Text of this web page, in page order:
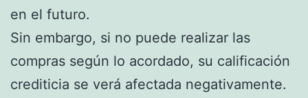
en el futuro.
Sin embargo, si no puede realizar las
compras según lo acordado, su calificación
crediticia se verá afectada negativamente.